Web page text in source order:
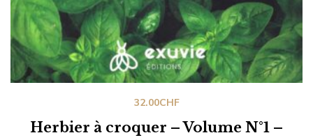
Herbier à croquer – Volume N°1 –
32.00CHF